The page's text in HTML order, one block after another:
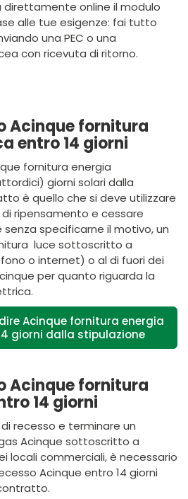
direttamente online il modulo
alle tue esigenze: fai tutto
una PEC o una
con ricevuta di ritorno.
Acinque fornitura
entro 14 giorni
fornitura energia
giorni solari dalla
è quello che si deve utilizzare
ripensamento e cessare
specificarne il motivo, un
luce sottoscritto a
o internet) o al di fuori dei
per quanto riguarda la
Acinque fornitura energia
giorni dalla stipulazione
Acinque fornitura
14 giorni
recesso e terminare un
Acinque sottoscritto a
locali commerciali, è necessario
Acinque entro 14 giorni